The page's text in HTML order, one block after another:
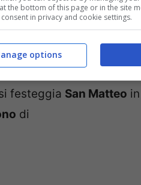
festeggia San Matteo
di
the bottom of this page or in the site
in privacy and cookie settings.
options